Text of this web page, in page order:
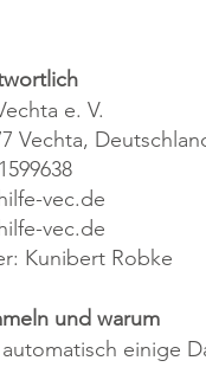
e. V.
Vechta,
vec.de
vec.de
Kunibert Robke
und warum
einige